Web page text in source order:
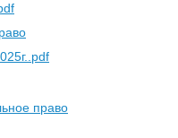
право